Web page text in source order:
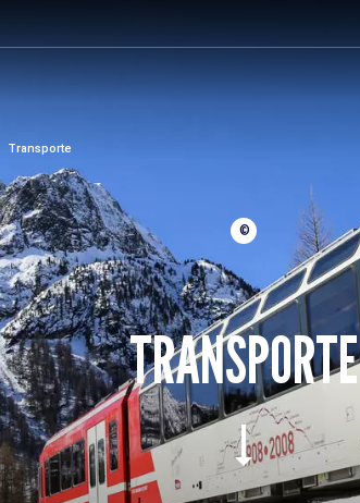
Transporte
TRANSPORTE
©